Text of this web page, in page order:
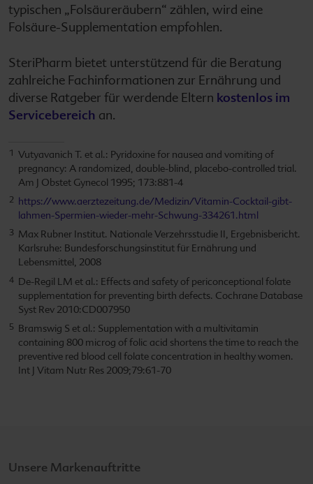
typischen „Folsäureräubern“ zählen, wird eine
Folsäure-Supplementation empfohlen.
SteriPharm bietet unterstützend für die Beratung
zahlreiche Fachinformationen zur Ernährung und
diverse Ratgeber für werdende Eltern kostenlos im
Servicebereich an.
Vutyavanich T. et al.: Pyridoxine for nausea and vomiting of
pregnancy: A randomized, double-blind, placebo-controlled trial.
Am J Obstet Gynecol 1995; 173:881-4
https://www.aerztezeitung.de/Medizin/Vitamin-Cocktail-gibt-
lahmen-Spermien-wieder-mehr-Schwung-334261.html
Max Rubner Institut. Nationale Verzehrsstudie II, Ergebnisbericht.
Karlsruhe: Bundesforschungsinstitut für Ernährung und
Lebensmittel, 2008
De-Regil LM et al.: Effects and safety of periconceptional folate
supplementation for preventing birth defects. Cochrane Database
Syst Rev 2010:CD007950
Bramswig S et al.: Supplementation with a multivitamin
containing 800 microg of folic acid shortens the time to reach the
preventive red blood cell folate concentration in healthy women.
Int J Vitam Nutr Res 2009;79:61-70
Unsere Markenauftritte